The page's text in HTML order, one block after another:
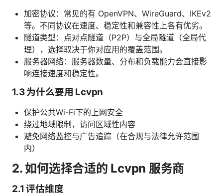
加密协议：常见的有 OpenVPN、WireGuard、IKEv2
等。不同协议在速度、稳定性和兼容性上各有优劣。
隧道类型：点对点隧道（P2P）与全局隧道（全局代
理），选择取决于你对应用的覆盖范围。
服务器网络：服务器数量、分布和负载能力会直接影
响连接速度和稳定性。
1.3 为什么要用 Lcvpn
保护公共Wi-Fi下的上网安全
绕过地域限制，访问区域性内容
避免网络监控与广告追踪（在合规与法律允许范围
内）
2. 如何选择合适的 Lcvpn 服务商
2.1 评估维度